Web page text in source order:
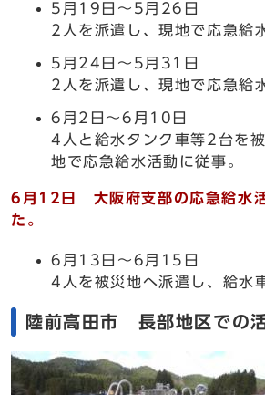
5月19日～5月26日
2人を派遣し、現地で応急給
5月24日～5月31日
2人を派遣し、現地で応急給
6月2日～6月10日
4人と給水タンク車等2台を
地で応急給水活動に従事。
6月12日 大阪府支部の応急給水
た。
6月13日～6月15日
4人を被災地へ派遣し、給水
陸前高田市 長部地区での